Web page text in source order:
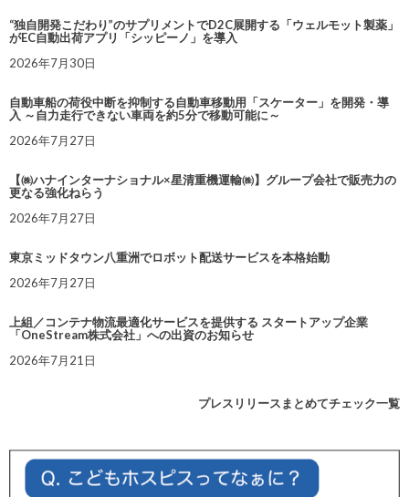
“独自開発こだわり”のサプリメントでD2C展開する「ウェルモット製薬」
がEC自動出荷アプリ「シッピーノ」を導入
2026年7月30日
自動車船の荷役中断を抑制する自動車移動用「スケーター」を開発・導
入 ～自力走行できない車両を約5分で移動可能に～
2026年7月27日
【㈱ハナインターナショナル×星清重機運輸㈱】グループ会社で販売力の
更なる強化ねらう
2026年7月27日
東京ミッドタウン八重洲でロボット配送サービスを本格始動
2026年7月27日
上組／コンテナ物流最適化サービスを提供する スタートアップ企業
「OneStream株式会社」への出資のお知らせ
2026年7月21日
プレスリリースまとめてチェック一覧